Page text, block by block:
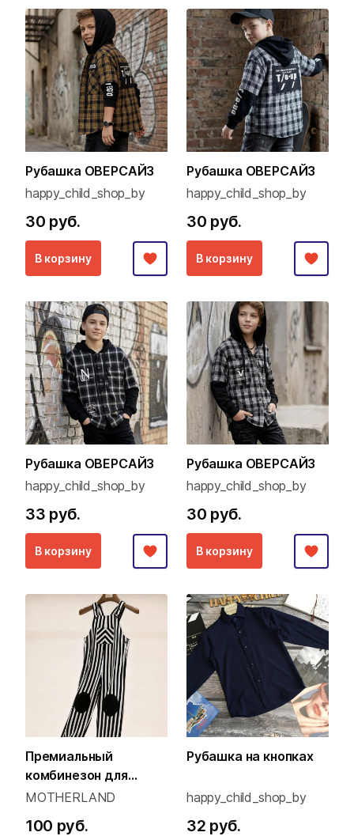
Рубашка ОВЕРСАЙЗ
happy_child_shop_by
30 руб.
В корзину
Рубашка ОВЕРСАЙЗ
happy_child_shop_by
30 руб.
В корзину
Рубашка ОВЕРСАЙЗ
happy_child_shop_by
33 руб.
В корзину
Рубашка ОВЕРСАЙЗ
happy_child_shop_by
30 руб.
В корзину
Премиальный
комбинезон для
малышей (Family Look
MOTHERLAND
100 руб.
Рубашка на кнопках
happy_child_shop_by
32 руб.